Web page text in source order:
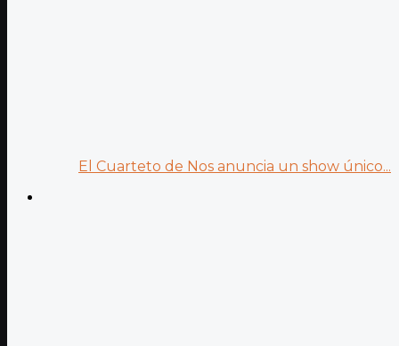
El Cuarteto de Nos anuncia un show único...